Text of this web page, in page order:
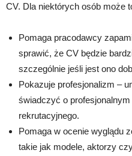
CV. Dla niektórych osób może
Pomaga pracodawcy
sprawić, że CV będzie
szczególnie jeśli jest ono
Pokazuje profesjonalizm –
świadczyć o
rekrutacyjnego.
Pomaga w ocenie wyglądu
takie jak modele, aktorzy